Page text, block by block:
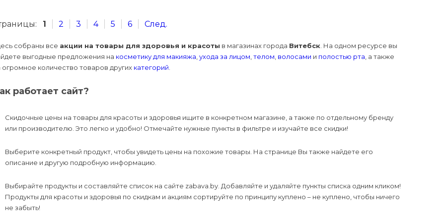
1 2 3 4 5 6 След.
собраны все акции на товары для здоровья и красоты в магазинах города Витебск . На одном ресурсе вы
выгодные предложения на косметику для макияжа ухода за лицом телом волосами и полостью рта , а также
огромное количество товаров других категорий
работает сайт?
Скидочные цены на товары для красоты и здоровья ищите в конкретном магазине, а также по отдельному бренду
или производителю. Это легко и удобно! Отмечайте нужные пункты в фильтре и изучайте все скидки!
Выберите конкретный продукт, чтобы увидеть цены на похожие товары. На странице Вы также найдете его
описание и другую подробную информацию.
Выбирайте продукты и составляйте список на сайте zabava.by. Добавляйте и удаляйте пункты списка одним кликом!
Продукты для красоты и здоровья по скидкам и акциям сортируйте по принципу куплено – не куплено, чтобы ничего
не забыть!